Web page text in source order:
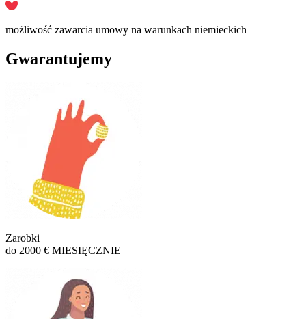
możliwość zawarcia umowy na warunkach niemieckich
Gwarantujemy
Zarobki
do 2000 € MIESIĘCZNIE